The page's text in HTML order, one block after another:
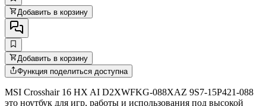
Добавить в корзину
Добавить в корзину
Функция поделиться доступна
MSI Crosshair 16 HX AI D2XWFKG-088XAZ 9S7-15P421-088
это ноутбук для игр, работы и использования под высокой